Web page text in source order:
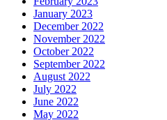
January 2023
December 2022
November 2022
October 2022
September 2022
August 2022
July 2022
June 2022
May 2022